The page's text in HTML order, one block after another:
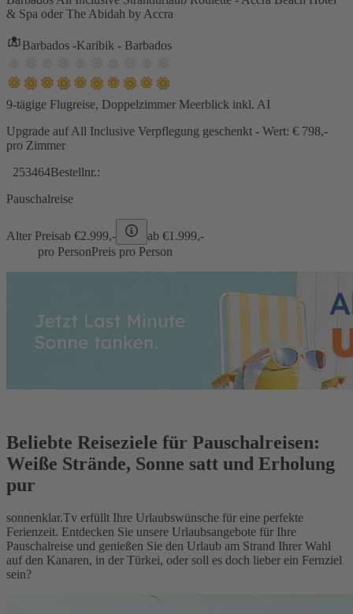
& Spa oder The Abidah by Accra
Barbados -Karibik - Barbados
9-tägige Flugreise, Doppelzimmer Meerblick inkl. AI
Upgrade auf All Inclusive Verpflegung geschenkt - Wert: € 798,-
pro Zimmer
253464Bestellnr.:
Pauschalreise
Alter Preisab €2.999,- ab €1.999,-
pro PersonPreis pro Person
Beliebte Reiseziele für Pauschalreisen:
Weiße Strände, Sonne satt und Erholung
pur
sonnenklar.Tv erfüllt Ihre Urlaubswünsche für eine perfekte
Ferienzeit. Entdecken Sie unsere Urlaubsangebote für Ihre
Pauschalreise und genießen Sie den Urlaub am Strand Ihrer Wahl
auf den Kanaren, in der Türkei, oder soll es doch lieber ein Fernziel
sein?